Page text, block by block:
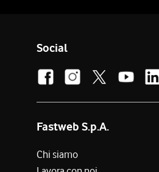
Social
Fastweb S.p.A.
Chi siamo